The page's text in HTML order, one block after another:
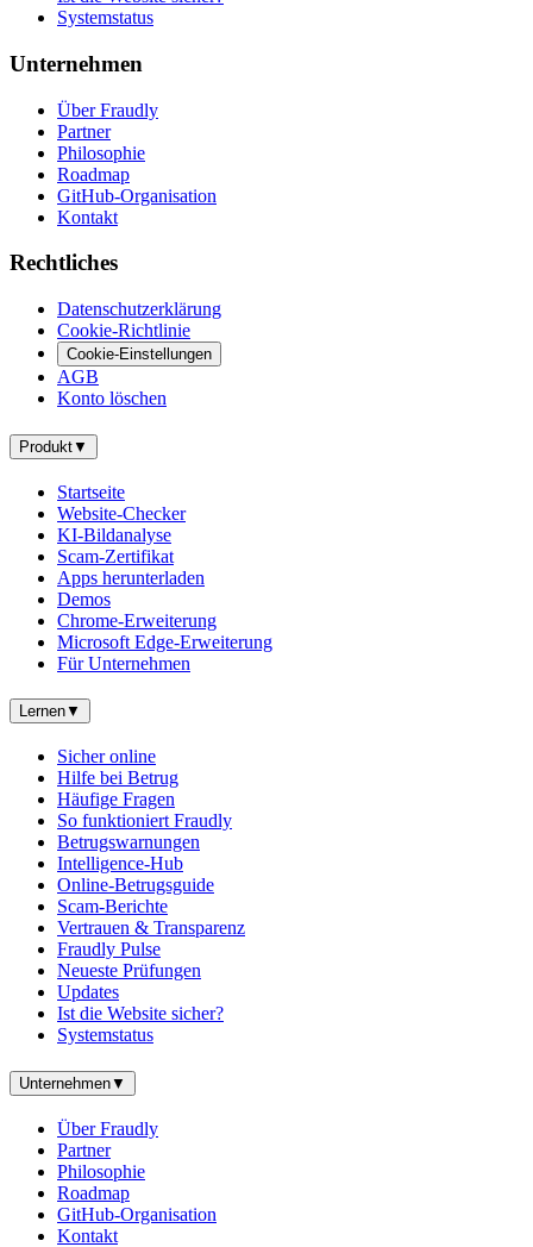
Systemstatus
Unternehmen
Über Fraudly
Partner
Philosophie
Roadmap
GitHub-Organisation
Kontakt
Rechtliches
Datenschutzerklärung
Cookie-Richtlinie
Cookie-Einstellungen
AGB
Konto löschen
Produkt▼
Startseite
Website-Checker
KI-Bildanalyse
Scam-Zertifikat
Apps herunterladen
Demos
Chrome-Erweiterung
Microsoft Edge-Erweiterung
Für Unternehmen
Lernen▼
Sicher online
Hilfe bei Betrug
Häufige Fragen
So funktioniert Fraudly
Betrugswarnungen
Intelligence-Hub
Online-Betrugsguide
Scam-Berichte
Vertrauen & Transparenz
Fraudly Pulse
Neueste Prüfungen
Updates
Ist die Website sicher?
Systemstatus
Unternehmen▼
Über Fraudly
Partner
Philosophie
Roadmap
GitHub-Organisation
Kontakt